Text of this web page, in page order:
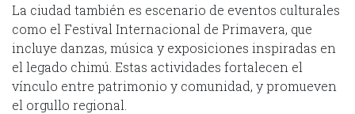
La ciudad también es escenario de eventos culturales
como el Festival Internacional de Primavera, que
incluye danzas, música y exposiciones inspiradas en
el legado chimú. Estas actividades fortalecen el
vínculo entre patrimonio y comunidad, y promueven
el orgullo regional.